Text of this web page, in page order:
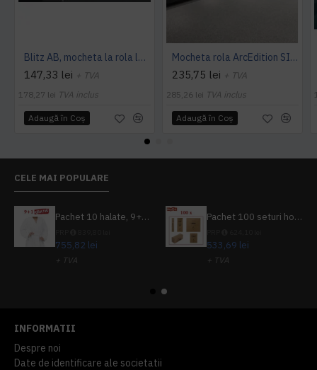
Blitz AB, mocheta la rola latime 4 m, Balta Industries
147,33 lei + TVA
178,27 lei TVA inclus
Adaugă în Coş
Mocheta rola ArcEdition SIRIOUS AB
235,75 lei + TVA
285,26 lei TVA inclus
Adaugă în Coş
CELE MAI POPULARE
Pachet 10 halate, 9+1 gratuit
755,82 lei
+ TVA
Pachet 100 seturi hoteliere, set dentar, set barbierit, casca de dus, pila unghii, set cusut
533,69 lei
+ TVA
INFORMATII
Despre noi
Date de identificare ale societatii